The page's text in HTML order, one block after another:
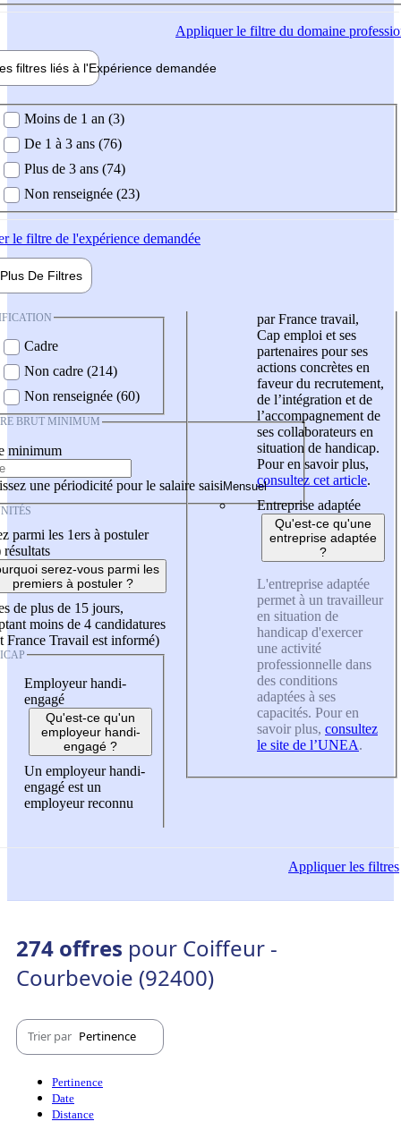
Appliquerle filtre du domaine
filtres liés à l'Expérience demandée
demandée
Moins de 1 an (3)
De 1 à 3 ans (76)
Plus de 3 ans (74)
Non renseignée (23)
le filtre de l'expérience demandée
Plus De Filtres
Cadre
Non cadre (214)
Non renseignée (60)
BRUT MINIMUM
minimum
une périodicité pour le salaire saisi
parmi les 1ers à postuler
résultats
serez-vous parmi les
premiers à postuler ?
de plus de 15 jours,
moins de 4 candidatures
France Travail est informé)
Employeur handi-
engagé
Qu'est-ce qu'un
employeur handi-
engagé ?
Un employeur handi-
engagé est un
employeur reconnu
par France travail,
Cap emploi et ses
partenaires pour ses
actions concrètes en
faveur du recrutement,
de l’intégration et de
l’accompagnement de
ses collaborateurs en
situation de handicap.
Pour en savoir plus,
consultez cet article.
Entreprise adaptée
Qu'est-ce qu'une
entreprise adaptée
?
L'entreprise adaptée
permet à un travailleur
en situation de
handicap d'exercer
une activité
professionnelle dans
des conditions
adaptées à ses
capacités. Pour en
savoir plus, consultez
le site de l’UNEA.
Appliquerles filtres
274 offres pour Coiffeur -
Courbevoie (92400)
Trier par Pertinence
Pertinence
Date
Distance